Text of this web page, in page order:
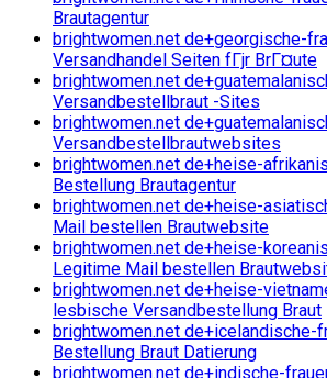
Brautagentur
brightwomen.net de+georgische-
Versandhandel Seiten fГјr BrГ¤ute
brightwomen.net
Versandbestellbraut -Sites
brightwomen.net
Versandbestellbrautwebsites
brightwomen.net de+heise-
Bestellung Brautagentur
brightwomen.net de+heise-
Mail bestellen Brautwebsite
brightwomen.net de+heise-
Legitime Mail bestellen
brightwomen.net de+heise-
lesbische Versandbestellung Braut
brightwomen.net de+icelandische-
Bestellung Braut Datierung
brightwomen.net de+indische-